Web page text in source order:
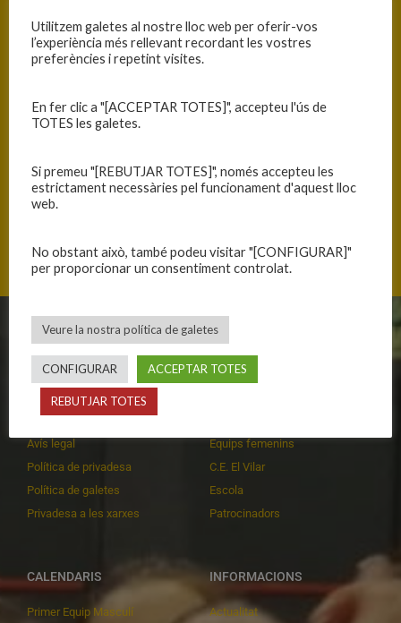
CLUB
Història
Organització
Avís legal
Política de privadesa
Política de galetes
Privadesa a les xarxes
EQUIPS
Primer equip masculí
Equips femenins
C.E. El Vilar
Escola
Patrocinadors
CALENDARIS
Primer Equip Masculí
INFORMACIONS
Actualitat
Utilitzem galetes al nostre lloc web per oferir-vos
l’experiència més rellevant recordant les vostres
preferències i repetint visites.
En fer clic a "[ACCEPTAR TOTES]", accepteu l'ús de
TOTES les galetes.
Si premeu "[REBUTJAR TOTES]", només accepteu les
estrictament necessàries pel funcionament d'aquest lloc
web.
No obstant això, també podeu visitar "[CONFIGURAR]"
per proporcionar un consentiment controlat.
Veure la nostra política de galetes
CONFIGURAR ACCEPTAR TOTES
REBUTJAR TOTES